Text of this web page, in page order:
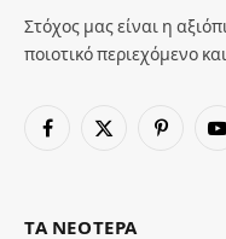
Στόχος μας είναι η
ποιοτικό περιεχόμενο
Facebook
X
Pinterest
ΤΑ ΝΕΟΤΕΡΑ